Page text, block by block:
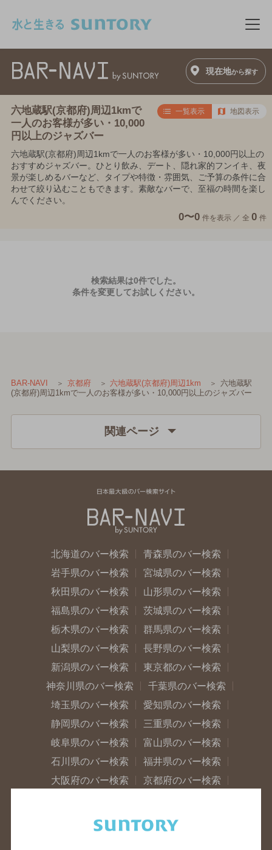
メ
現在地から探す
六地蔵駅(京都府)周辺1kmで
一人のお客様が多い・10,000
円以上のジャズバー
一覧表示 地図表示
六地蔵駅(京都府)周辺1kmで一人のお客様が多い・10,000円以上の
おすすめジャズバー。ひとり飲み、デート、隠れ家的フンイキ、夜
景が楽しめるバーなど、タイプや特徴・雰囲気、ご予算の条件に合
わせて絞り込むこともできます。素敵なバーで、至福の時間を楽し
んでください。
0〜0 件を表示 ／ 全 0 件
検索結果は0件でした。
条件を変更してお試しください。
BAR-NAVI 京都府 六地蔵駅(京都府)周辺1km
六地蔵駅
(京都府)周辺1kmで一人のお客様が多い・10,000円以上のジャズバー
関連ページ
北海道のバー検索
青森県のバー検索
岩手県のバー検索
宮城県のバー検索
秋田県のバー検索
山形県のバー検索
福島県のバー検索
茨城県のバー検索
栃木県のバー検索
群馬県のバー検索
山梨県のバー検索
長野県のバー検索
新潟県のバー検索
東京都のバー検索
神奈川県のバー検索
千葉県のバー検索
埼玉県のバー検索
愛知県のバー検索
静岡県のバー検索
三重県のバー検索
岐阜県のバー検索
富山県のバー検索
石川県のバー検索
福井県のバー検索
大阪府のバー検索
京都府のバー検索
滋賀県のバー検索
和歌山県のバー検索